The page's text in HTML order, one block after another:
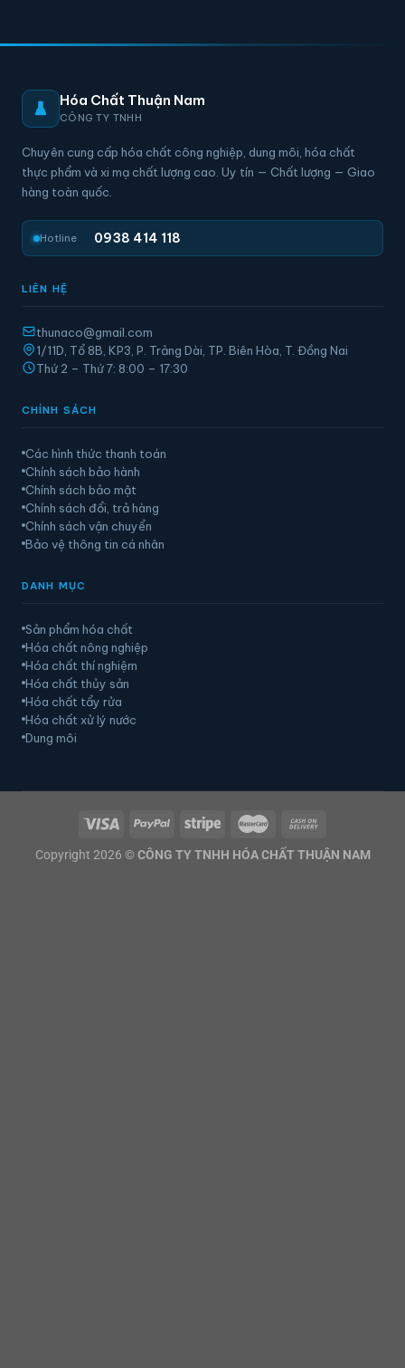
Hóa Chất Thuận Nam
CÔNG TY TNHH
Chuyên cung cấp hóa chất công nghiệp, dung môi, hóa chất
thực phẩm và xi mạ chất lượng cao. Uy tín — Chất lượng — Giao
hàng toàn quốc.
Hotline 0938 414 118
LIÊN HỆ
thunaco@gmail.com
1/11D, Tổ 8B, KP3, P. Trảng Dài, TP. Biên Hòa, T. Đồng Nai
Thứ 2 – Thứ 7: 8:00 – 17:30
CHÍNH SÁCH
Các hình thức thanh toán
Chính sách bảo hành
Chính sách bảo mật
Chính sách đổi, trả hàng
Chính sách vận chuyển
Bảo vệ thông tin cá nhân
DANH MỤC
Sản phẩm hóa chất
Hóa chất nông nghiệp
Hóa chất thí nghiệm
Hóa chất thủy sản
Hóa chất tẩy rửa
Hóa chất xử lý nước
Dung môi
Copyright 2026 © CÔNG TY TNHH HÓA CHẤT THUẬN NAM